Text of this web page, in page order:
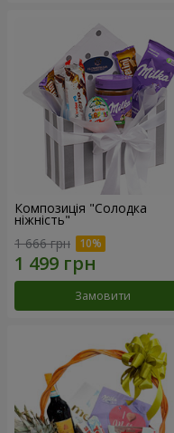
Композиція "Солодка
ніжність"
1 666 грн
Замовити